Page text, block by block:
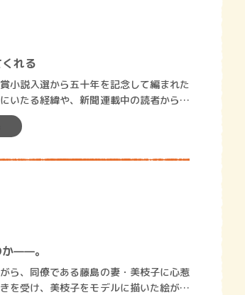
れる
小説入選から五十年を記念して編まれた
いたる経緯や、新聞連載中の読者からの
氷…
か——。
ら、同僚である藤島の妻・美枝子に心惹
を受け、美枝子をモデルに描いた絵が日
賞金稼ぎスリーサム！ 二重拘束の…
著／川瀬七緒